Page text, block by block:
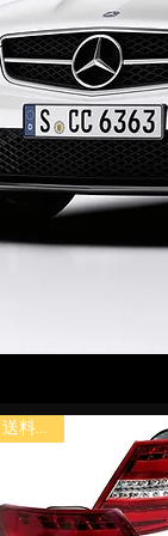
送料無料